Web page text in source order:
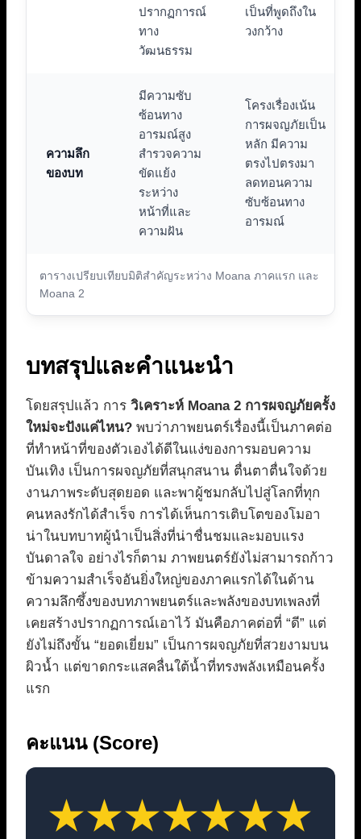
ตารางเปรียบเทียบมิติสำคัญระหว่าง Moana ภาคแรก และ
Moana 2
ปรากฏการณ์
ทาง
วัฒนธรรม
เป็นที่พูดถึงใน
วงกว้าง
ความลึก
ของบท
มีความซับ
ซ้อนทาง
อารมณ์สูง
สำรวจความ
ขัดแย้ง
ระหว่าง
หน้าที่และ
ความฝัน
โครงเรื่องเน้น
การผจญภัยเป็น
หลัก มีความ
ตรงไปตรงมา
ลดทอนความ
ซับซ้อนทาง
อารมณ์
บทสรุปและคำแนะนำ
โดยสรุปแล้ว การ วิเคราะห์ Moana 2 การผจญภัยครั้ง
ใหม่จะปังแค่ไหน? พบว่าภาพยนตร์เรื่องนี้เป็นภาคต่อ
ที่ทำหน้าที่ของตัวเองได้ดีในแง่ของการมอบความ
บันเทิง เป็นการผจญภัยที่สนุกสนาน ตื่นตาตื่นใจด้วย
งานภาพระดับสุดยอด และพาผู้ชมกลับไปสู่โลกที่ทุก
คนหลงรักได้สำเร็จ การได้เห็นการเติบโตของโมอา
น่าในบทบาทผู้นำเป็นสิ่งที่น่าชื่นชมและมอบแรง
บันดาลใจ อย่างไรก็ตาม ภาพยนตร์ยังไม่สามารถก้าว
ข้ามความสำเร็จอันยิ่งใหญ่ของภาคแรกได้ในด้าน
ความลึกซึ้งของบทภาพยนตร์และพลังของบทเพลงที่
เคยสร้างปรากฏการณ์เอาไว้ มันคือภาคต่อที่ “ดี” แต่
ยังไม่ถึงขั้น “ยอดเยี่ยม” เป็นการผจญภัยที่สวยงามบน
ผิวน้ำ แต่ขาดกระแสคลื่นใต้น้ำที่ทรงพลังเหมือนครั้ง
แรก
คะแนน (Score)
★★★★★★★